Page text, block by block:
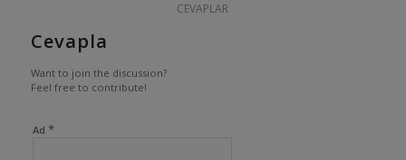
CEVAPLAR
Cevapla
Want to join the discussion?
Feel free to contribute!
Ad *